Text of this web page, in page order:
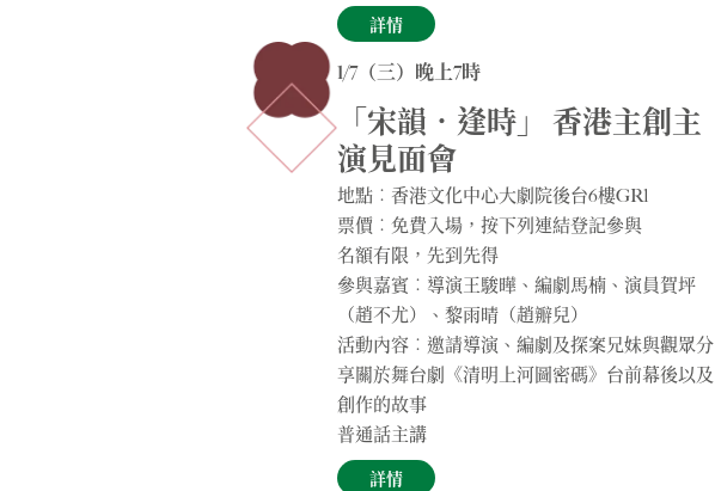
詳情
1/7（三）晚上7時
「宋韻．逢時」 香港主創主
演見面會
地點︰香港文化中心大劇院後台6樓GR1
票價︰免費入場，按下列連結登記參與
名額有限，先到先得
參與嘉賓︰導演王駿曄、編劇馬楠、演員賀坪
（趙不尤）、黎雨晴（趙瓣兒）
活動內容︰邀請導演、編劇及探案兄妹與觀眾分
享關於舞台劇《清明上河圖密碼》台前幕後以及
創作的故事
普通話主講
詳情